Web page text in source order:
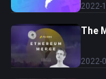
2022-
The
2022-